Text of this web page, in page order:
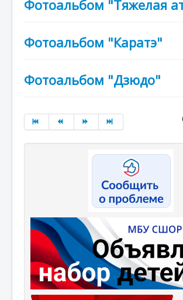
Противодействие коррупции
Охрана труда
Политика обработки и защиты
Фотоальбом "Тяжелая
Фотоальбом "Каратэ"
Фотоальбом "Дзюдо"